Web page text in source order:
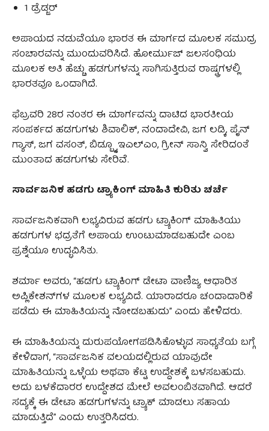
1 ಡ್ರೆಡ್ಜರ್
ಅಪಾಯದ ನಡುವೆಯೂ ಭಾರತ ಈ ಮಾರ್ಗದ ಮೂಲಕ ಸಮುದ್ರ
ಸಂಚಾರವನ್ನು ಮುಂದುವರಿಸಿದೆ. ಹೋರ್ಮುಜ್ ಜಲಸಂಧಿಯ
ಮೂಲಕ ಅತಿ ಹೆಚ್ಚು ಹಡಗುಗಳನ್ನು ಸಾಗಿಸುತ್ತಿರುವ ರಾಷ್ಟ್ರಗಳಲ್ಲಿ
ಭಾರತವೂ ಒಂದಾಗಿದೆ.
ಫೆಬ್ರವರಿ 28ರ ನಂತರ ಈ ಮಾರ್ಗವನ್ನು ದಾಟಿದ ಭಾರತೀಯ
ಸಂಪರ್ಕದ ಹಡಗುಗಳು ಶಿವಾಲಿಕ್‌, ನಂದಾದೇವಿ, ಜಗ ಲಡ್ಕಿ, ಪೈನ್‌
ಗ್ಯಾಸ್‌, ಜಗ ವಸಂತ್‌, ಬಿಡ್ಬ್ಲ್ಯೂ ಇಎಲ್‌ಎಂ, ಗ್ರೀನ್‌ ಸಾನ್ವಿ ಸೇರಿದಂತೆ
ಮುಂತಾದ ಹಡಗುಗಳು ಸೇರಿವೆ.
ಸಾರ್ವಜನಿಕ ಹಡಗು ಟ್ರ್ಯಾಕಿಂಗ್ ಮಾಹಿತಿ ಕುರಿತು ಚರ್ಚೆ
ಸಾರ್ವಜನಿಕವಾಗಿ ಲಭ್ಯವಿರುವ ಹಡಗು ಟ್ರ್ಯಾಕಿಂಗ್ ಮಾಹಿತಿಯು
ಹಡಗುಗಳ ಭದ್ರತೆಗೆ ಅಪಾಯ ಉಂಟುಮಾಡಬಹುದೇ ಎಂಬ
ಪ್ರಶ್ನೆಯೂ ಉದ್ಭವಿಸಿತು.
ಶರ್ಮಾ ಅವರು, “ಹಡಗು ಟ್ರ್ಯಾಕಿಂಗ್ ಡೇಟಾ ವಾಣಿಜ್ಯ ಆಧಾರಿತ
ಅಪ್ಲಿಕೇಶನ್‌ಗಳ ಮೂಲಕ ಲಭ್ಯವಿದೆ. ಯಾರಾದರೂ ಚಂದಾದಾರಿಕೆ
ಪಡೆದು ಈ ಮಾಹಿತಿಯನ್ನು ನೋಡಬಹುದು” ಎಂದು ಹೇಳಿದರು.
ಈ ಮಾಹಿತಿಯನ್ನು ದುರುಪಯೋಗಪಡಿಸಿಕೊಳ್ಳುವ ಸಾಧ್ಯತೆಯ ಬಗ್ಗೆ
ಕೇಳಿದಾಗ, “ಸಾರ್ವಜನಿಕ ವಲಯದಲ್ಲಿರುವ ಯಾವುದೇ
ಮಾಹಿತಿಯನ್ನು ಒಳ್ಳೆಯ ಅಥವಾ ಕೆಟ್ಟ ಉದ್ದೇಶಕ್ಕೆ ಬಳಸಬಹುದು.
ಅದು ಬಳಕೆದಾರರ ಉದ್ದೇಶದ ಮೇಲೆ ಅವಲಂಬಿತವಾಗಿದೆ. ಆದರೆ
ಸದ್ಯಕ್ಕೆ ಈ ಡೇಟಾ ಹಡಗುಗಳನ್ನು ಟ್ರ್ಯಾಕ್ ಮಾಡಲು ಸಹಾಯ
ಮಾಡುತ್ತಿದೆ” ಎಂದು ಉತ್ತರಿಸಿದರು.